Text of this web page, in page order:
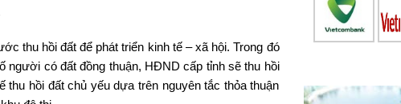
thu hồi đất để phát triển kinh tế – xã hội. Trong đó
có đất đồng thuận, HĐND cấp tỉnh sẽ thu hồi
hồi đất chủ yếu dựa trên nguyên tắc thỏa thuận